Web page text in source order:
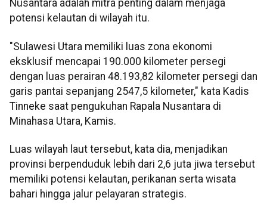
Nusantara adalah mitra penting dalam menjaga
potensi kelautan di wilayah itu.
"Sulawesi Utara memiliki luas zona ekonomi
eksklusif mencapai 190.000 kilometer persegi
dengan luas perairan 48.193,82 kilometer persegi dan
garis pantai sepanjang 2547,5 kilometer," kata Kadis
Tinneke saat pengukuhan Rapala Nusantara di
Minahasa Utara, Kamis.
Luas wilayah laut tersebut, kata dia, menjadikan
provinsi berpenduduk lebih dari 2,6 juta jiwa tersebut
memiliki potensi kelautan, perikanan serta wisata
bahari hingga jalur pelayaran strategis.